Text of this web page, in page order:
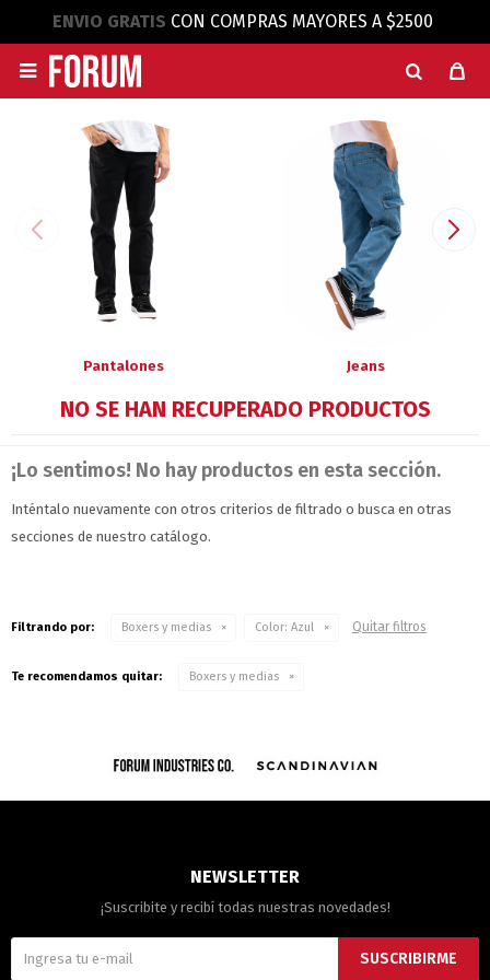
ENVIO GRATIS CON COMPRAS MAYORES A $2500

Pantalones Jeans
NO SE HAN RECUPERADO PRODUCTOS
¡Lo sentimos! No hay productos en esta sección.
Inténtalo nuevamente con otros criterios de filtrado o busca en otras
secciones de nuestro catálogo.
Filtrando por: Boxers y medias Color: Azul Quitar filtros
Te recomendamos quitar: Boxers y medias
NEWSLETTER
¡Suscribite y recibí todas nuestras novedades!
SUSCRIBIRME